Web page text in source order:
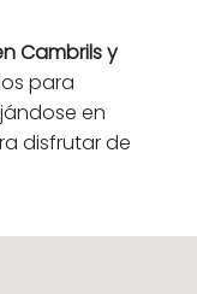
Cambrils y
para
en
disfrutar de